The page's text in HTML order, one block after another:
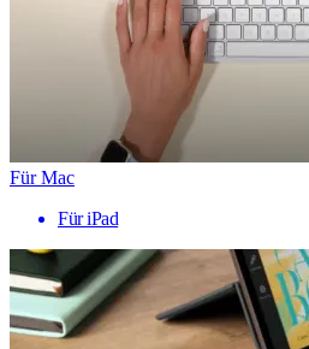
Für Mac
Für iPad